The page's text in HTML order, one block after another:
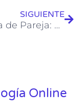
SIGUIENTE
Terapia de Pareja: Una Exploración Profunda para Fortalecer las Relaciones
Online